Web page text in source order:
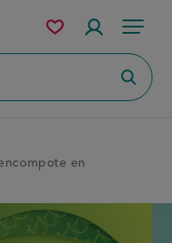
Menu
Mijn
bewaarde
en